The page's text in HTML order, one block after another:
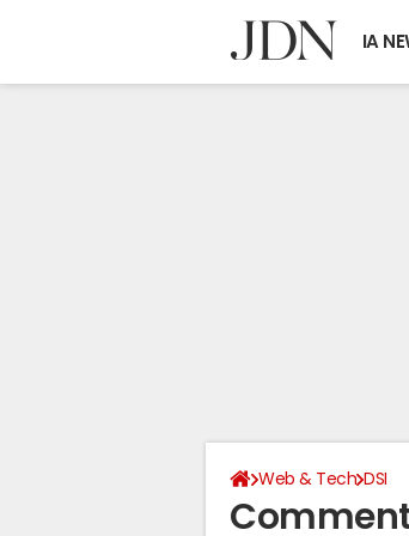
IA
Web & Tech DSI